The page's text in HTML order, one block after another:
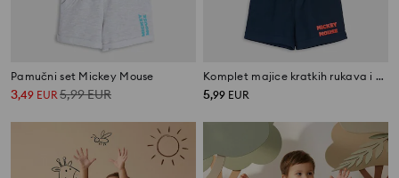
Pamučni set Mickey Mouse
3,49 EUR5,99EUR
Komplet majice kratkih rukava i kratkih hlača Mickey Mouse
5,99 EUR